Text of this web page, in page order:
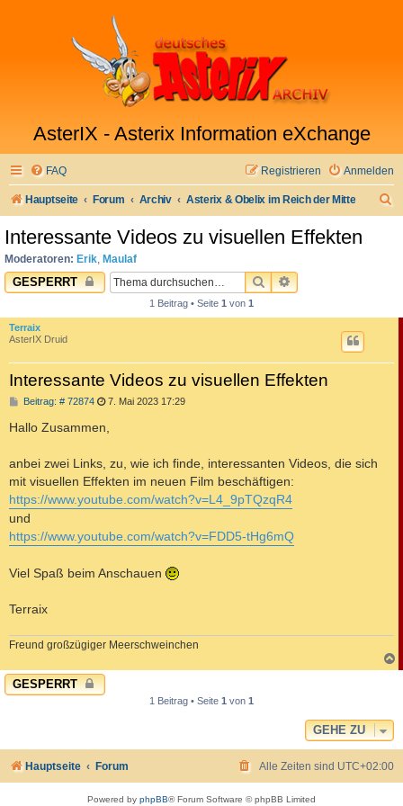
AsterIX - Asterix Information eXchange
FAQ Anmelden
Registrieren
Hauptseite Forum Archiv Asterix & Obelix im Reich der Mitte
Interessante Videos zu visuellen Effekten
Moderatoren: Erik, Maulaf
GESPERRT SUCHEERWEITERTE
1 Beitrag • Seite 1 von 1
Terraix
AsterIX Druid
Interessante Videos zu visuellen Effekten
Beitrag: # 72874B
i
t
g
7. Mai 2023 17:29
Hallo Zusammen,
anbei zwei Links, zu, wie ich finde, interessanten Videos, die sich
mit visuellen Effekten im neuen Film beschäftigen:
https://www.youtube.com/watch?v=L4_9pTQzqR4
und
https://www.youtube.com/watch?v=FDD5-tHg6mQ
Viel Spaß beim Anschauen
Terraix
Freund großzügiger Meerschweinchen
a
GESPERRT
1 Beitrag • Seite 1 von 1
GEHE ZU
Hauptseite Forum Alle Zeiten sind UTC+02:00
Powered by phpBB® Forum Software © phpBB Limited